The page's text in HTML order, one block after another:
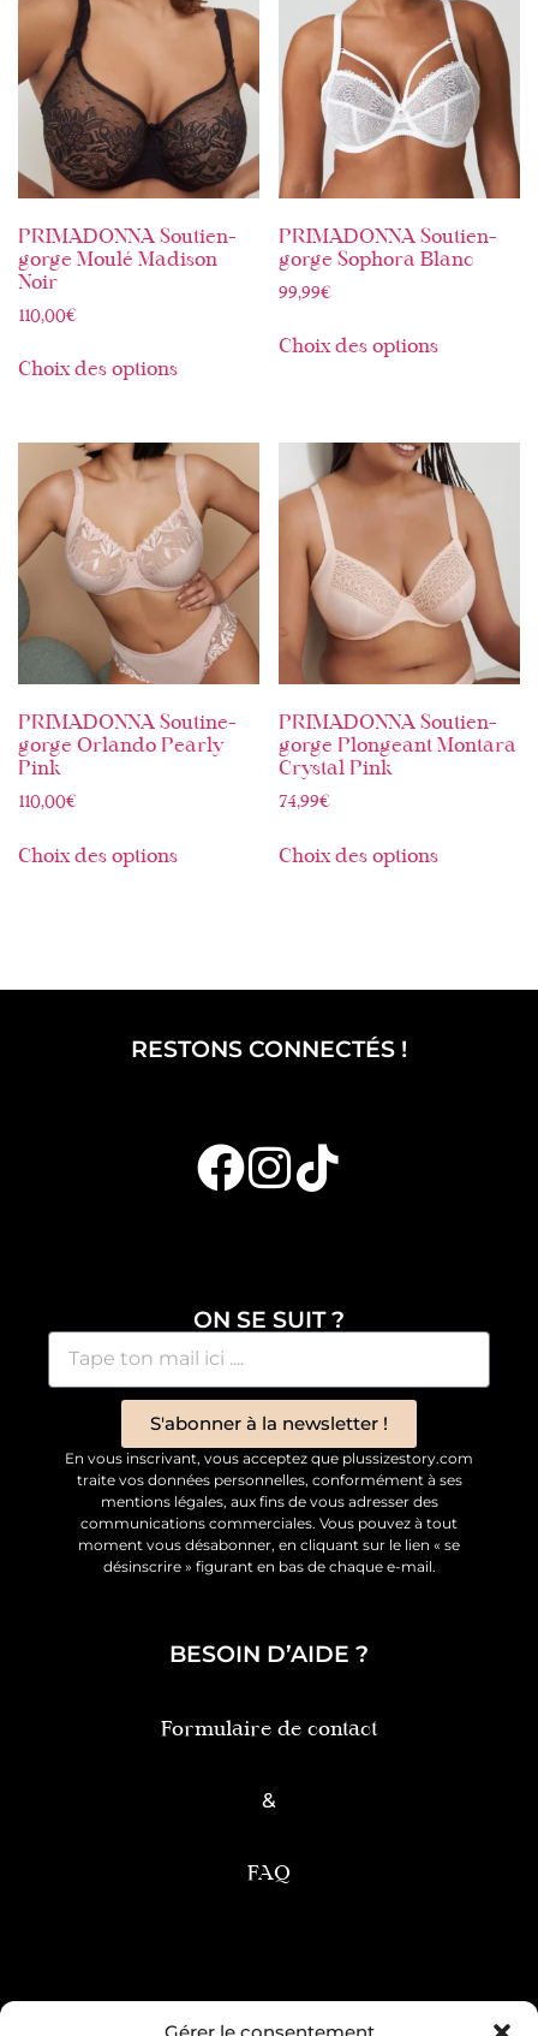
PRIMADONNA Soutien-
gorge Moulé Madison
Noir
110,00€
Choix des options
PRIMADONNA Soutien-
gorge Sophora Blanc
99,99€
Choix des options
PRIMADONNA Soutine-
gorge Orlando Pearly
Pink
110,00€
Choix des options
PRIMADONNA Soutien-
gorge Plongeant Montara
Crystal Pink
74,99€
Choix des options
RESTONS CONNECTÉS !
ON SE SUIT ?
S'abonner à la newsletter !
En vous inscrivant, vous acceptez que plussizestory.com
traite vos données personnelles, conformément à ses
mentions légales, aux fins de vous adresser des
communications commerciales. Vous pouvez à tout
moment vous désabonner, en cliquant sur le lien « se
désinscrire » figurant en bas de chaque e-mail.
BESOIN D’AIDE ?
Formulaire de contact
&
FAQ
Condition générale de vente